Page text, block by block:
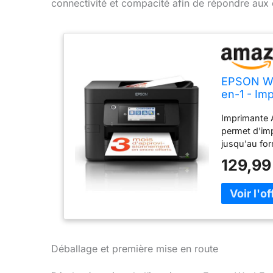
connectivité et compacité afin de répondre
EPSON
en-1 -
Imprimante
permet
jusqu'au
vitesses de
à celles du
d'encre
séparées,
Déballage et première mise en route